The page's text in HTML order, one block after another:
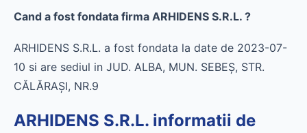
Cand a fost fondata firma ARHIDENS S.R.L. ?
ARHIDENS S.R.L. a fost fondata la date de 2023-07-
10 si are sediul in JUD. ALBA, MUN. SEBEŞ, STR.
CĂLĂRAŞI, NR.9
ARHIDENS S.R.L. informatii de